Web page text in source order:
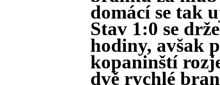
domácí se tak
Stav 1:0 se
hodiny, avšak
kopaninští
dvě rychlé